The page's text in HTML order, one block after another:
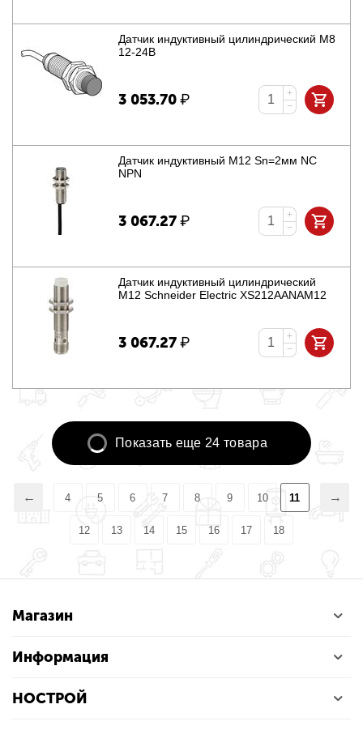
Датчик индуктивный цилиндрический М8
12-24В
3 053.70₽
+
−
Датчик индуктивный М12 Sn=2мм NC
NPN
3 067.27₽
+
−
Датчик индуктивный цилиндрический
M12 Schneider Electric XS212AANAM12
3 067.27₽
+
−
Показать еще 24 товара
4 5 6 7 8 9 10 11
12 13 14 15 16 17 18
Магазин
Информация
НОСТРОЙ